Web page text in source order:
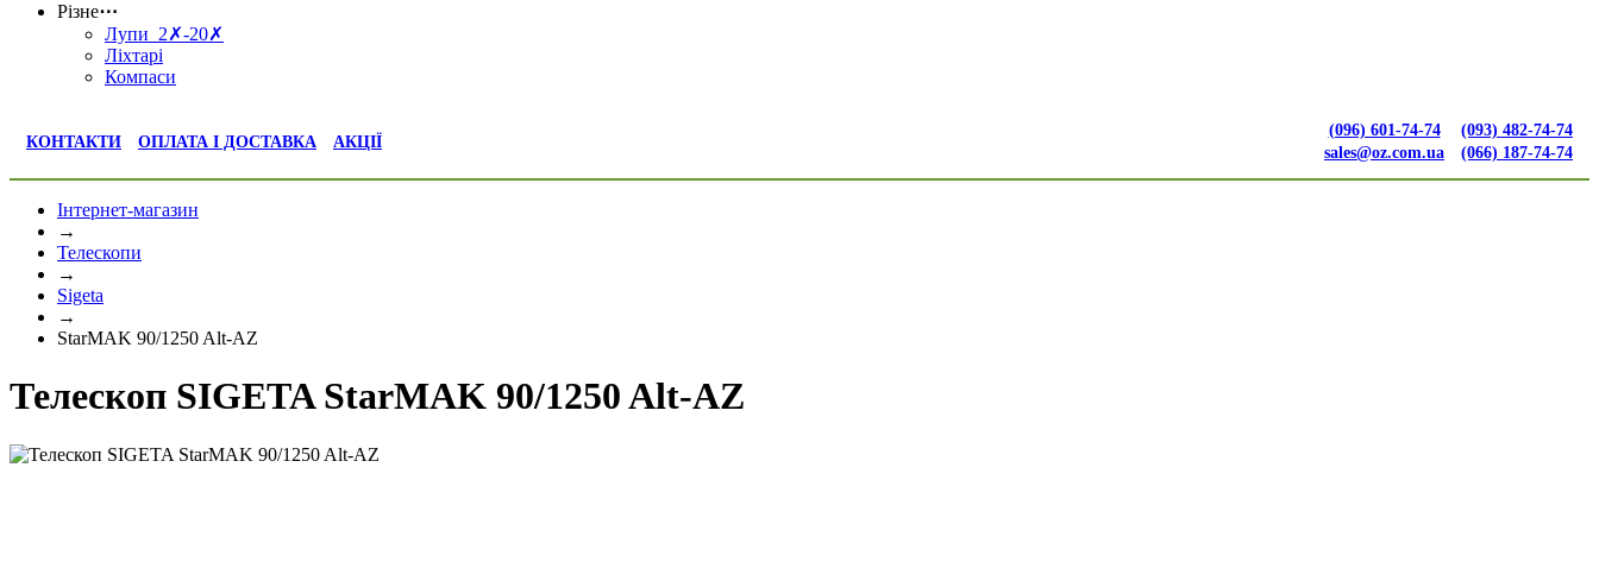
Різне⋯
Лупи 2✗-20✗
Ліхтарі
Компаси
КОНТАКТИ ОПЛАТА І ДОСТАВКА АКЦІЇ
(096) 601-74-74
sales@oz.com.ua
(093) 482-74-74
(066) 187-74-74
Інтернет-магазин
→
Телескопи
→
Sigeta
→
StarMAK 90/1250 Alt-AZ
Телескоп SIGETA StarMAK 90/1250 Alt-AZ